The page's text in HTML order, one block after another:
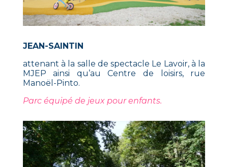
JEAN-SAINTIN
attenant à la salle de spectacle Le Lavoir, à la
MJEP ainsi qu’au Centre de loisirs, rue
Manoël-Pinto.
Parc équipé de jeux pour enfants.